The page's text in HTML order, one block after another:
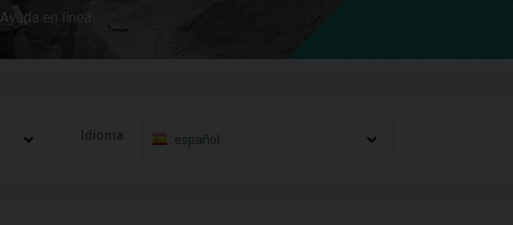
Ayuda en línea
Idioma: español